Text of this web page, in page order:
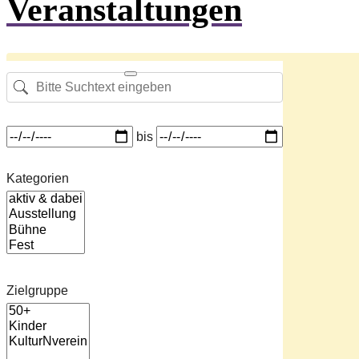
Veranstaltungen
Bitte Suchtext eingeben
Datum von bis bis
Kategorien
Kategorien
Zielgruppe
Zielgruppe